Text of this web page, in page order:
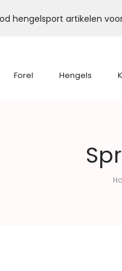
hengelsport artikelen
Forel Hengels